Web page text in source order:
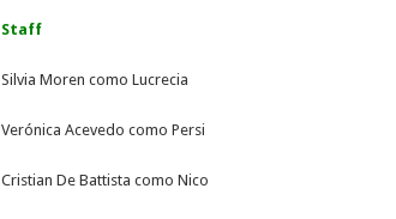
Staff
Silvia Moren como Lucrecia
Verónica Acevedo como Persi
Cristian De Battista como Nico